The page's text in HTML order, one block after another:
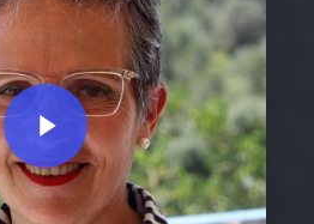
Play Video